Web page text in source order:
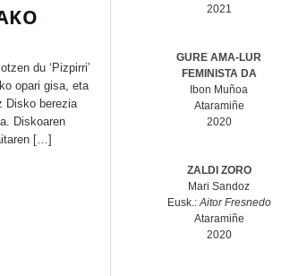
du ‘Pizpirri’
opari gisa, eta
Disko berezia
Diskoaren
[…]
2021
GURE AMA-LUR
FEMINISTA DA
Ibon Muñoa
Ataramiñe
2020
ZALDI ZORO
Mari Sandoz
Eusk.:Aitor Fresnedo
Ataramiñe
2020